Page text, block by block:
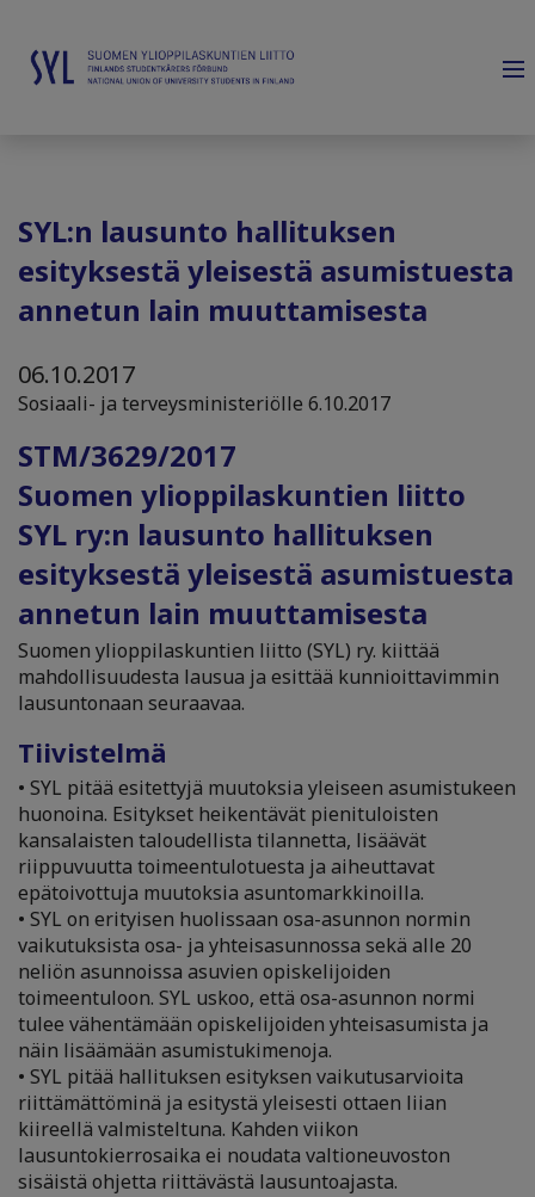
SYL:n lausunto hallituksen
esityksestä yleisestä asumistuesta
annetun lain muuttamisesta
06.10.2017
Sosiaali- ja terveysministeriölle 6.10.2017
STM/3629/2017
Suomen ylioppilaskuntien liitto
SYL ry:n lausunto hallituksen
esityksestä yleisestä asumistuesta
annetun lain muuttamisesta
Suomen ylioppilaskuntien liitto (SYL) ry. kiittää
mahdollisuudesta lausua ja esittää kunnioittavimmin
lausuntonaan seuraavaa.
Tiivistelmä
• SYL pitää esitettyjä muutoksia yleiseen asumistukeen
huonoina. Esitykset heikentävät pienituloisten
kansalaisten taloudellista tilannetta, lisäävät
riippuvuutta toimeentulotuesta ja aiheuttavat
epätoivottuja muutoksia asuntomarkkinoilla.
• SYL on erityisen huolissaan osa-asunnon normin
vaikutuksista osa- ja yhteisasunnossa sekä alle 20
neliön asunnoissa asuvien opiskelijoiden
toimeentuloon. SYL uskoo, että osa-asunnon normi
tulee vähentämään opiskelijoiden yhteisasumista ja
näin lisäämään asumistukimenoja.
• SYL pitää hallituksen esityksen vaikutusarvioita
riittämättöminä ja esitystä yleisesti ottaen liian
kiireellä valmisteltuna. Kahden viikon
lausuntokierrosaika ei noudata valtioneuvoston
sisäistä ohjetta riittävästä lausuntoajasta.